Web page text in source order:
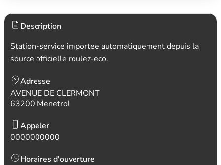
Description
Station-service importee automatiquement depuis la
source officielle roulez-eco.
Adresse
AVENUE DE CLERMONT
63200 Menetrol
Appeler
0000000000
Horaires d'ouverture